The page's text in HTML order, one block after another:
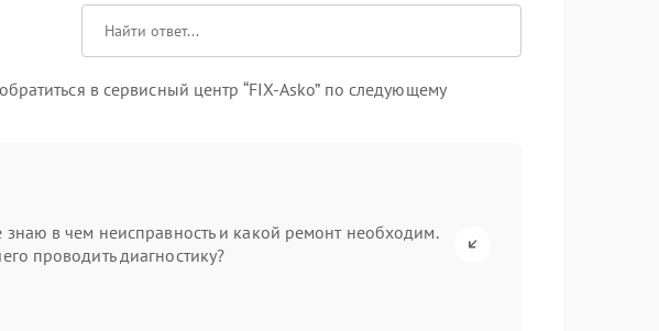
в сервисный центр “FIX-Asko” по следующему
знаю в чем неисправность и какой ремонт необходим.
проводить диагностику?